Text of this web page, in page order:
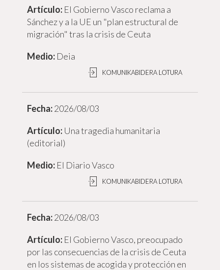
El Gobierno Vasco reclama a
Sánchez y a la UE un "plan estructural de
migración" tras la crisis de Ceuta
Deia
KOMUNIKABIDERA LOTURA
2026/08/03
Una tragedia humanitaria
(editorial)
El Diario Vasco
KOMUNIKABIDERA LOTURA
2026/08/03
El Gobierno Vasco, preocupado
por las consecuencias de la crisis de Ceuta
en los sistemas de acogida y protección en